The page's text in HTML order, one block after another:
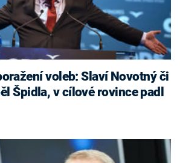
Špidla, v cílové rovince padl